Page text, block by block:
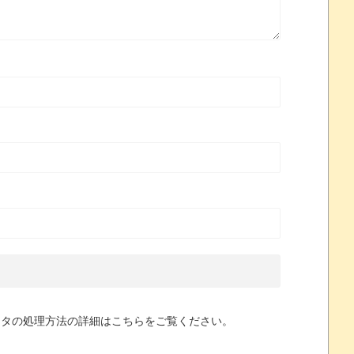
の処理方法の詳細はこちらをご覧ください。